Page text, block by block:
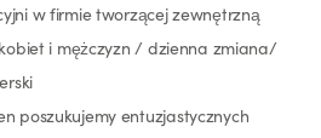
w firmie tworzącej zewnętrzną
i mężczyzn / dzienna zmiana/
poszukujemy entuzjastycznych